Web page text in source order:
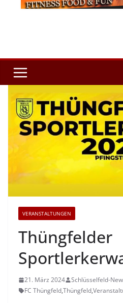
VERANSTALTUNGEN
Thüngfelder
21. März 2024
Schlüsselfeld-
FC Thüngfeld,Thüngfeld,